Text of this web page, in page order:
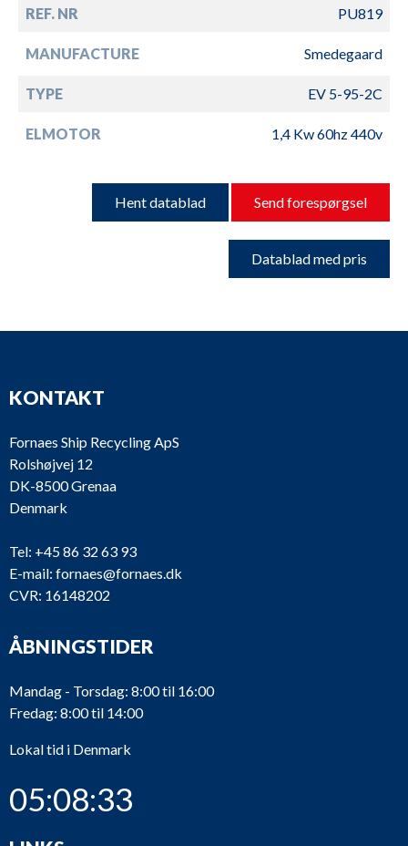
REF. NR PU819
MANUFACTURE Smedegaard
TYPE EV 5-95-2C
ELMOTOR 1,4 Kw 60hz 440v
Hent datablad Send forespørgsel
Datablad med pris
KONTAKT
Fornaes Ship Recycling ApS
Rolshøjvej 12
DK-8500 Grenaa
Denmark
Tel: +45 86 32 63 93
E-mail: fornaes@fornaes.dk
CVR: 16148202
ÅBNINGSTIDER
Mandag - Torsdag: 8:00 til 16:00
Fredag: 8:00 til 14:00
Lokal tid i Denmark
05:08:33